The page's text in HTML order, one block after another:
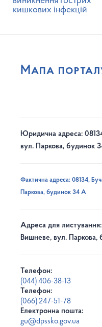
кишкових інфекцій
Мапа
Юридична адреса:
вул. Паркова, будинок
Фактична адреса: 08134,
Паркова, будинок 34 А
Адреса для
Вишневе, вул.
Телефон:
(044) 406-38-13
Телефон:
(066) 247-51-78
Електронна пошта:
gu@dpssko.gov.ua